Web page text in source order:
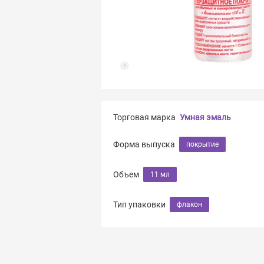
Торговая марка Умная эмаль
Форма выпуска покрытие
Объем 11 мл
Тип упаковки флакон